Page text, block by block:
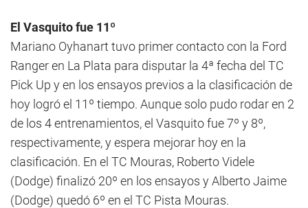
El Vasquito fue 11º
Mariano Oyhanart tuvo primer contacto con la Ford
Ranger en La Plata para disputar la 4ª fecha del TC
Pick Up y en los ensayos previos a la clasificación de
hoy logró el 11º tiempo. Aunque solo pudo rodar en 2
de los 4 entrenamientos, el Vasquito fue 7º y 8º,
respectivamente, y espera mejorar hoy en la
clasificación. En el TC Mouras, Roberto Videle
(Dodge) finalizó 20º en los ensayos y Alberto Jaime
(Dodge) quedó 6º en el TC Pista Mouras.